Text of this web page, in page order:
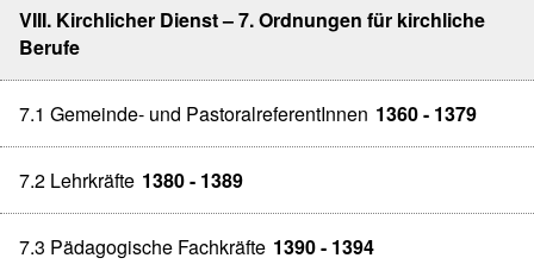
VIII. Kirchlicher Dienst – 7. Ordnungen für kirchliche
Berufe
7.1 Gemeinde- und PastoralreferentInnen 1360 - 1379
7.2 Lehrkräfte 1380 - 1389
7.3 Pädagogische Fachkräfte 1390 - 1394